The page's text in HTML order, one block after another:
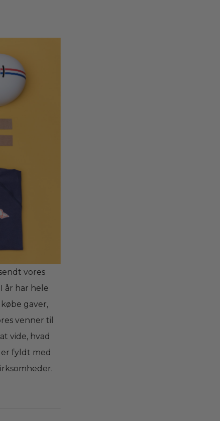
vores
år har hele
gaver,
venner til
vide, hvad
fyldt med